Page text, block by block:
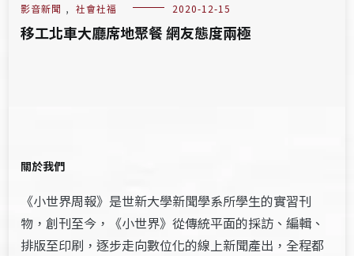
影音新聞 , 社會社福 2020-12-15
移工北車大廳席地聚餐 網友態度兩極
關於我們
《小世界周報》是世新大學新聞學系所學生的實習刊
物，創刊至今，《小世界》從傳統平面的採訪、編輯、
排版至印刷，逐步走向數位化的線上新聞產出，全程都